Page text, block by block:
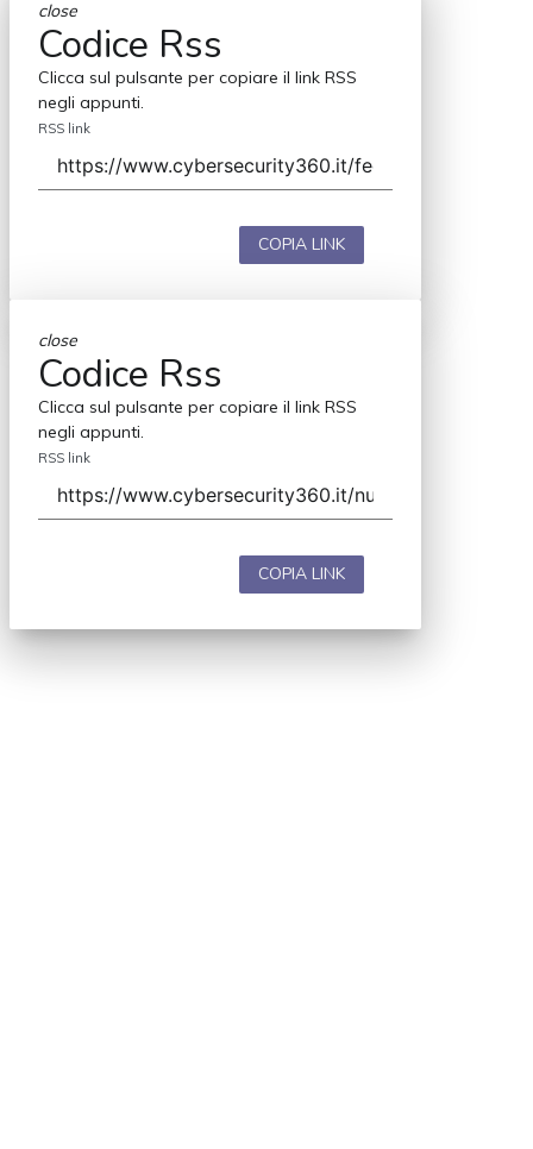
close
Codice Rss
Clicca sul pulsante per copiare il link RSS
negli appunti.
RSS link
COPIA LINK
close
Codice Rss
Clicca sul pulsante per copiare il link RSS
negli appunti.
RSS link
COPIA LINK